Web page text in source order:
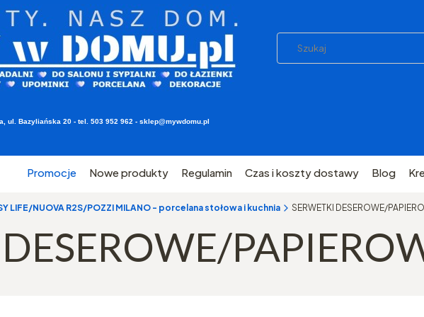
ul. Bazyliańska 20 - tel. 503 952 962 - sklep@mywdomu.pl
Promocje Nowe produkty Regulamin Czas i koszty dostawy Blog
LIFE/NUOVA R2S/POZZI MILANO - porcelana stołowa i kuchnia SERWETKI DESEROWE/